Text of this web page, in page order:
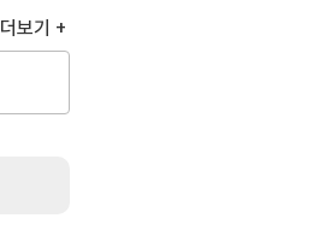
더보기